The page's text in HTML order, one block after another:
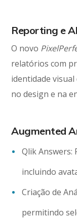
Reporting e
O novo
relatórios com
identidade
no design e na
Augmented
Qlik Answers:
incluindo
Criação de
permitindo